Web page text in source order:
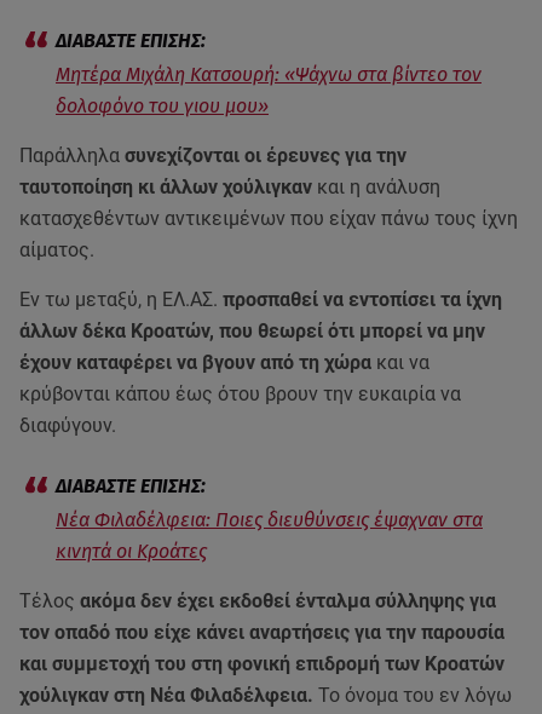
Μητέρα Μιχάλη Κατσουρή: «Ψάχνω στα βίντεο τον
δολοφόνο του γιου μου»
Παράλληλα συνεχίζονται οι έρευνες για την
ταυτοποίηση κι άλλων χούλιγκαν και η ανάλυση
κατασχεθέντων αντικειμένων που είχαν πάνω τους ίχνη
αίματος.
Εν τω μεταξύ, η ΕΛ.ΑΣ. προσπαθεί να εντοπίσει τα ίχνη
άλλων δέκα Κροατών, που θεωρεί ότι μπορεί να μην
έχουν καταφέρει να βγουν από τη χώρα και να
κρύβονται κάπου έως ότου βρουν την ευκαιρία να
διαφύγουν.
Νέα Φιλαδέλφεια: Ποιες διευθύνσεις έψαχναν στα
κινητά οι Κροάτες
Τέλος ακόμα δεν έχει εκδοθεί ένταλμα σύλληψης για
τον οπαδό που είχε κάνει αναρτήσεις για την παρουσία
και συμμετοχή του στη φονική επιδρομή των Κροατών
χούλιγκαν στη Νέα Φιλαδέλφεια. Το όνομα του εν λόγω